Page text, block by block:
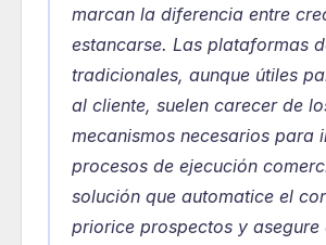
marcan la diferencia entre
estancarse. Las plataformas
tradicionales, aunque útiles
al cliente, suelen carecer de
mecanismos necesarios para
procesos de ejecución
solución que automatice el
priorice prospectos y asegure